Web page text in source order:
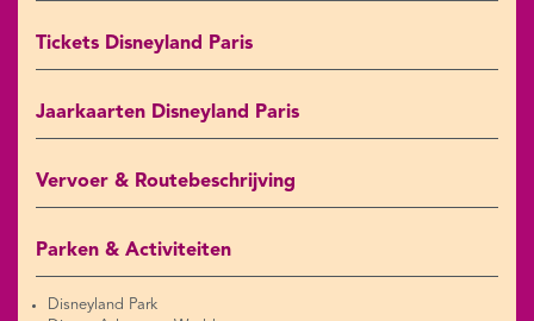
Tickets Disneyland Paris
Jaarkaarten Disneyland Paris
Vervoer & Routebeschrijving
Parken & Activiteiten
Disneyland Park